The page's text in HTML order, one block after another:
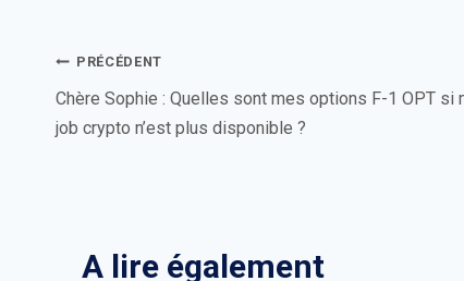
Navigation
de
l’article
PRÉCÉDENT
Chère Sophie : Quelles sont mes options F-1 OPT si
job crypto n’est plus disponible ?
A lire également